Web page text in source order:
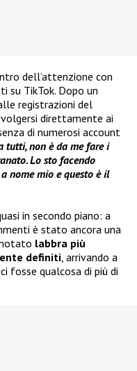
dell’attenzione con
su TikTok. Dopo un
registrazioni del
direttamente ai
di numerosi account
tutti, non è da me fare i
Lo sto facendo
nome mio e questo è il
in secondo piano: a
è stato ancora una
labbra più
definiti, arrivando a
fosse qualcosa di più di